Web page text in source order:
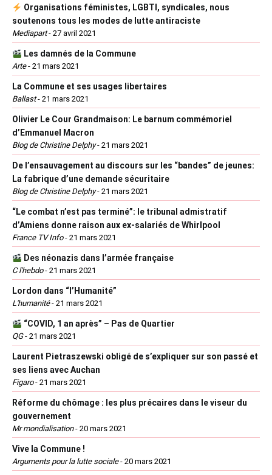
Organisations féministes, LGBTI, syndicales, nous
soutenons tous les modes de lutte antiraciste
Mediapart- 27 avril 2021
Les damnés de la Commune
Arte- 21 mars 2021
La Commune et ses usages libertaires
Ballast- 21 mars 2021
Olivier Le Cour Grandmaison: Le barnum commémoriel
d’Emmanuel Macron
Blog de Christine Delphy- 21 mars 2021
De l’ensauvagement au discours sur les “bandes” de jeunes:
La fabrique d’une demande sécuritaire
Blog de Christine Delphy- 21 mars 2021
“Le combat n’est pas terminé”: le tribunal admistratif
d’Amiens donne raison aux ex-salariés de Whirlpool
France TV Info- 21 mars 2021
Des néonazis dans l’armée française
C l'hebdo- 21 mars 2021
Lordon dans “l’Humanité”
L'humanité- 21 mars 2021
“COVID, 1 an après” – Pas de Quartier
QG- 21 mars 2021
Laurent Pietraszewski obligé de s’expliquer sur son passé et
ses liens avec Auchan
Figaro- 21 mars 2021
Réforme du chômage : les plus précaires dans le viseur du
gouvernement
Mr mondialisation- 20 mars 2021
Vive la Commune !
Arguments pour la lutte sociale- 20 mars 2021